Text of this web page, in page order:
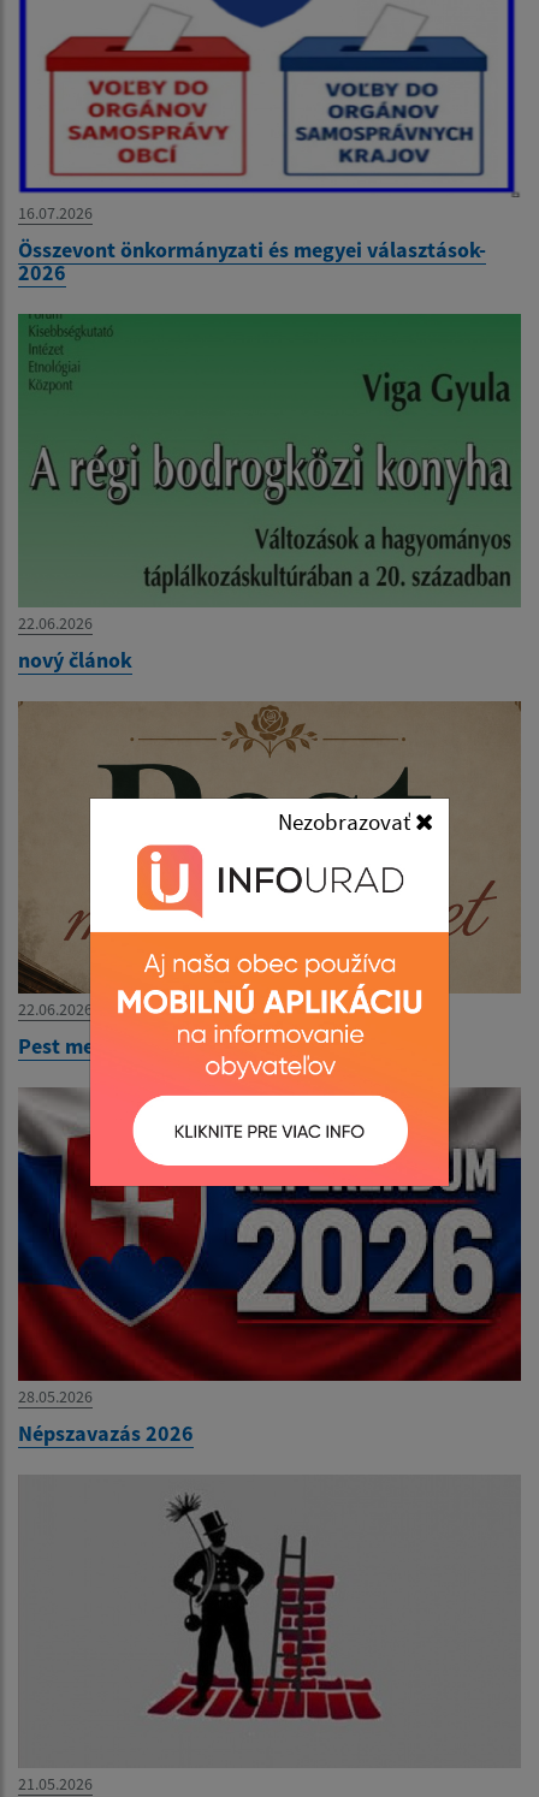
16.07.2026
Összevont önkormányzati és megyei választások-
2026
22.06.2026
nový článok
22.06.2026
Pest megér egy estet
28.05.2026
Népszavazás 2026
21.05.2026
Nezobrazovať